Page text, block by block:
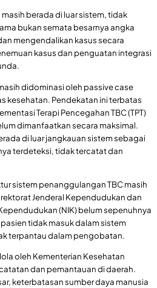
berada di luar sistem, tidak
bukan semata besarnya angka
mengendalikan kasus secara
kasus dan penguatan integrasi
didominasi oleh passive case
kesehatan. Pendekatan ini terbatas
Terapi Pencegahan TBC (TPT)
dimanfaatkan secara maksimal.
di luar jangkauan sistem sebagai
terdeteksi, tidak tercatat dan
sistem penanggulangan TBC masih
Jenderal Kependudukan dan
(NIK) belum sepenuhnya
tidak masuk dalam sistem
terpantau dalam pengobatan.
oleh Kementerian Kesehatan
dan pemantauan di daerah.
keterbatasan sumber daya manusia